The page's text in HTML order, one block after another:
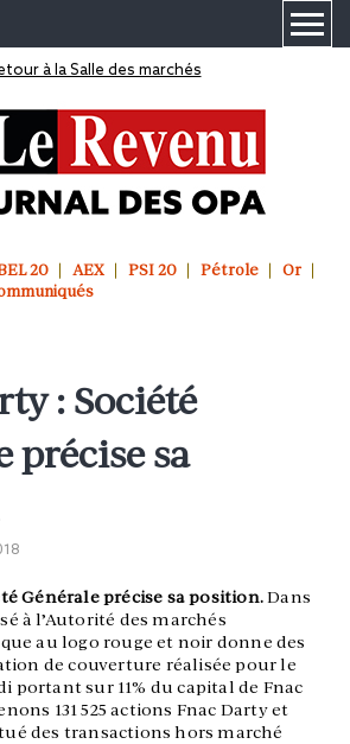
à la Salle des marchés
20 AEX PSI 20 Pétrole
Or
: Société
précise sa
Générale précise sa position.Dans
à l’Autorité des marchés
au logo rouge et noir donne des
de couverture réalisée pour le
portant sur 11% du capital de Fnac
131 525 actions Fnac Darty et
des transactions hors marché